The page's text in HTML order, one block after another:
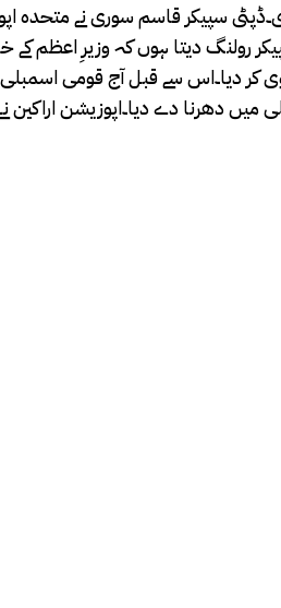
سپیکر قاسم سوری نے متحدہ
رولنگ دیتا ہوں کہ وزیرِ اعظم
کر دیا۔اس سے قبل آج قومی
قومی اسمبلی میں دھرنا دے دیا۔اپوزیشن